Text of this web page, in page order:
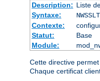
Description: Liste
Syntaxe:
Contexte:
Statut:
Base
Module:
Cette directive
Chaque certificat